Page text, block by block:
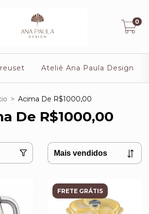
0
Ateliê Ana Paula Design
> Acima De R$1000,00
De R$1000,00
FRETE GRÁTIS